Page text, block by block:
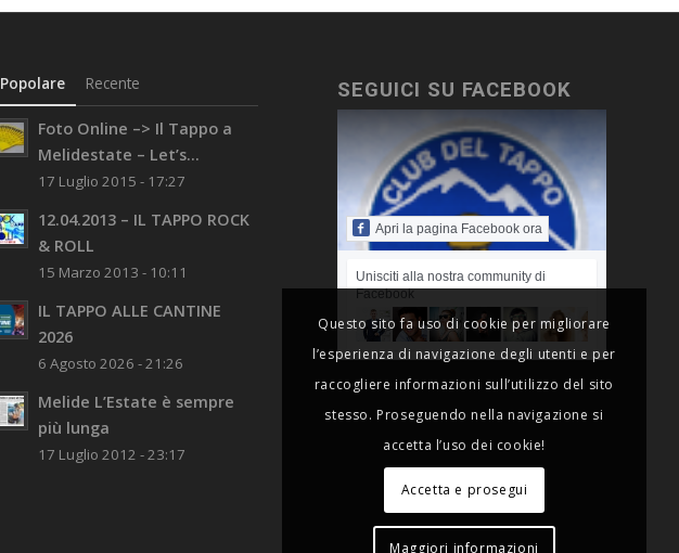
Popolare Recente
Foto Online –> Il Tappo a
Melidestate – Let’s...
17 Luglio 2015 - 17:27
12.04.2013 – IL TAPPO ROCK
& ROLL
15 Marzo 2013 - 10:11
IL TAPPO ALLE CANTINE
2026
6 Agosto 2026 - 21:26
Melide L’Estate è sempre
più lunga
17 Luglio 2012 - 23:17
SEGUICI SU FACEBOOK
Apri la pagina Facebook ora
Unisciti alla nostra community di
Facebook
Questo sito fa uso di cookie per migliorare
l’esperienza di navigazione degli utenti e per
raccogliere informazioni sull’utilizzo del sito
stesso. Proseguendo nella navigazione si
accetta l’uso dei cookie!
Accetta e prosegui
Maggiori informazioni